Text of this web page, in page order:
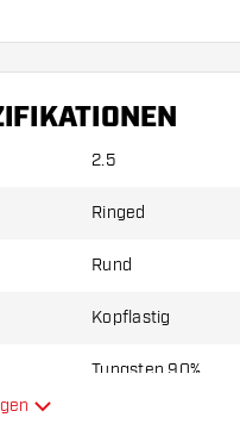
2.5
Ringed
Rund
Kopflastig
Tungsten 90%